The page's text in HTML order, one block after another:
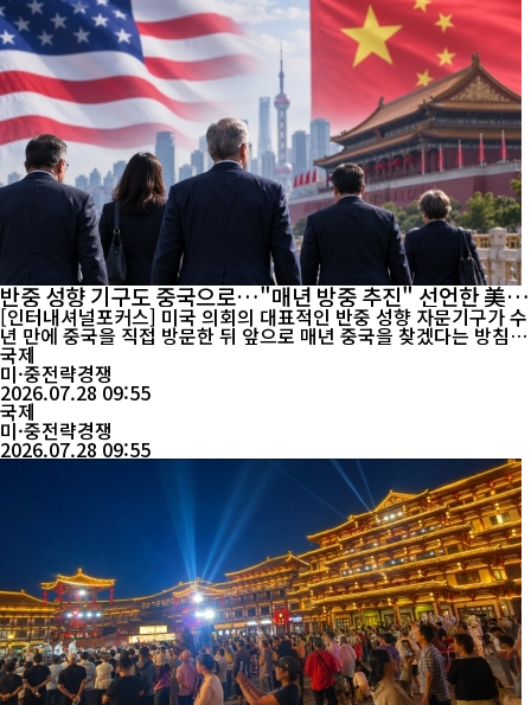
반중 성향 기구도 중국으로…"매년 방중 추진" 선언한 美 의
회 자문기구, 왜?
[인터내셔널포커스] 미국 의회의 대표적인 반중 성향 자문기구가 수
년 만에 중국을 직접 방문한 뒤 앞으로 매년 중국을 찾겠다는 방침을
밝혔다. 미·중 전략경쟁이 갈수록 치열해지는 상황에서도 현장을 직
접 확인해야 정책의 정확성을 높일 수 있다는 인식이 확산되고 있다
는 분석이 나온다. 미 의회 산하 미·중 경제안보검토위원회(USCC)
는 최근 베이징, 상하이, 항저우를 방문해 중...
국제
미·중전략경쟁
2026.07.28 09:55
국제
미·중전략경쟁
2026.07.28 09:55